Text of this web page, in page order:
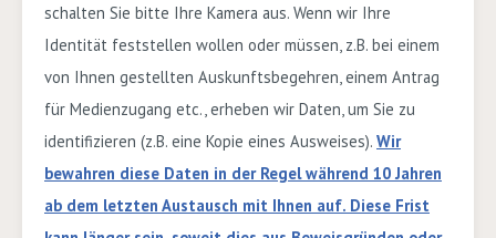
schalten Sie bitte Ihre Kamera aus. Wenn wir Ihre
Identität feststellen wollen oder müssen, z.B. bei einem
von Ihnen gestellten Auskunftsbegehren, einem Antrag
für Medienzugang etc., erheben wir Daten, um Sie zu
identifizieren (z.B. eine Kopie eines Ausweises). Wir
bewahren diese Daten in der Regel während 10 Jahren
ab dem letzten Austausch mit Ihnen auf. Diese Frist